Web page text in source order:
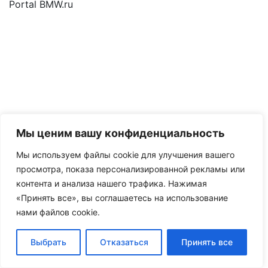
Мы ценим вашу конфиденциальность
Мы используем файлы cookie для улучшения вашего
просмотра, показа персонализированной рекламы или
контента и анализа нашего трафика. Нажимая
«Принять все», вы соглашаетесь на использование
нами файлов cookie.
Выбрать Отказаться Принять все
Portal BMW.ru